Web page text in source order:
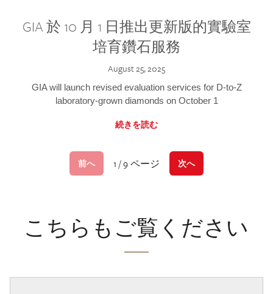
GIA 於 10 月 1 日推出更新版的實驗室
培育鑽石服務
August 25, 2025
GIA will launch revised evaluation services for D-to-Z
laboratory-grown diamonds on October 1
続きを読む
前へ 1 / 9 ページ 次へ
こちらもご覧ください